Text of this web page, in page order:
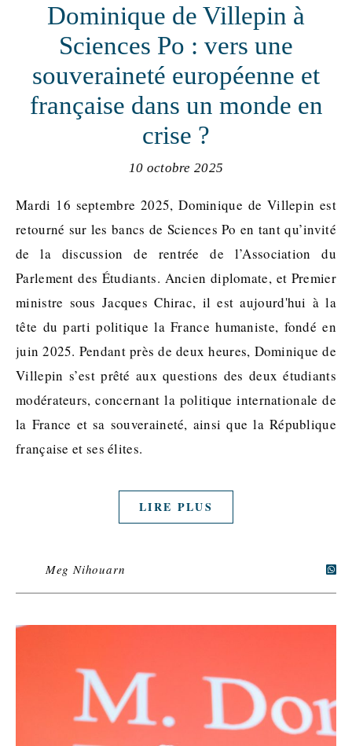
Dominique de Villepin à
Sciences Po : vers une
souveraineté européenne et
française dans un monde en
crise ?
10 octobre 2025
Mardi 16 septembre 2025, Dominique de Villepin est
retourné sur les bancs de Sciences Po en tant qu’invité
de la discussion de rentrée de l’Association du
Parlement des Étudiants. Ancien diplomate, et Premier
ministre sous Jacques Chirac, il est aujourd'hui à la
tête du parti politique la France humaniste, fondé en
juin 2025. Pendant près de deux heures, Dominique de
Villepin s’est prêté aux questions des deux étudiants
modérateurs, concernant la politique internationale de
la France et sa souveraineté, ainsi que la République
française et ses élites.
LIRE PLUS
Meg Nihouarn